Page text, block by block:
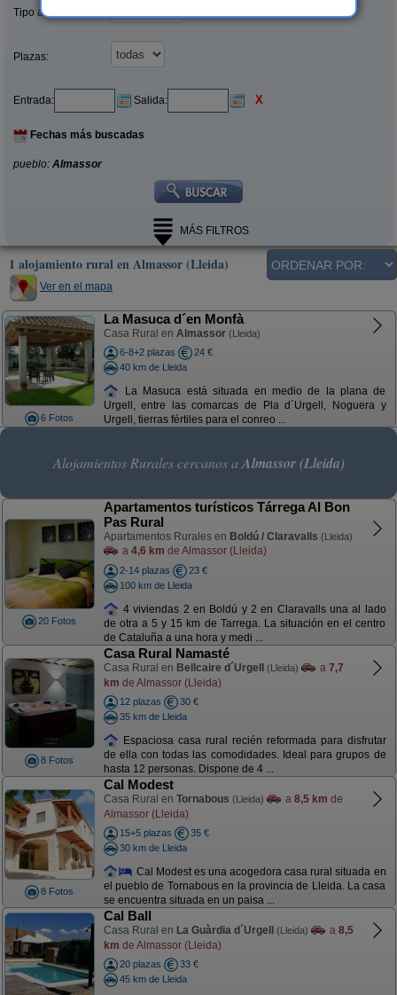
Tipo alquiler:
Plazas:
Entrada: Salida: X
Fechas más buscadas
pueblo: Almassor
MÁS FILTROS
1 alojamiento rural en Almassor (Lleida)
Ver en el mapa
6 Fotos
La Masuca d´en Monfà
Casa Rural en Almassor (Lleida)
6-8+2 plazas
24 €
40 km de Lleida
La Masuca está situada en medio de la plana de
Urgell, entre las comarcas de Pla d´Urgell, Noguera y
Urgell, tierras fértiles para el conreo ...
Alojamientos Rurales cercanos a Almassor (Lleida)
20 Fotos
Apartamentos turísticos Tárrega Al Bon
Pas Rural
Apartamentos Rurales en Boldú / Claravalls (Lleida)
a 4,6 km de Almassor (Lleida)
2-14 plazas
23 €
100 km de Lleida
4 viviendas 2 en Boldú y 2 en Claravalls una al lado
de otra a 5 y 15 km de Tarrega. La situación en el centro
de Cataluña a una hora y medi ...
8 Fotos
Casa Rural Namasté
Casa Rural en Bellcaire d´Urgell (Lleida) a 7,7
km de Almassor (Lleida)
12 plazas
30 €
35 km de Lleida
Espaciosa casa rural recién reformada para disfrutar
de ella con todas las comodidades. Ideal para grupos de
hasta 12 personas. Dispone de 4 ...
8 Fotos
Cal Modest
Casa Rural en Tornabous (Lleida) a 8,5 km de
Almassor (Lleida)
15+5 plazas
35 €
30 km de Lleida
Cal Modest es una acogedora casa rural situada en
el pueblo de Tornabous en la provincia de Lleida. La casa
se encuentra situada en un paisa ...
Cal Ball
Casa Rural en La Guàrdia d´Urgell (Lleida) a 8,5
km de Almassor (Lleida)
20 plazas
33 €
45 km de Lleida